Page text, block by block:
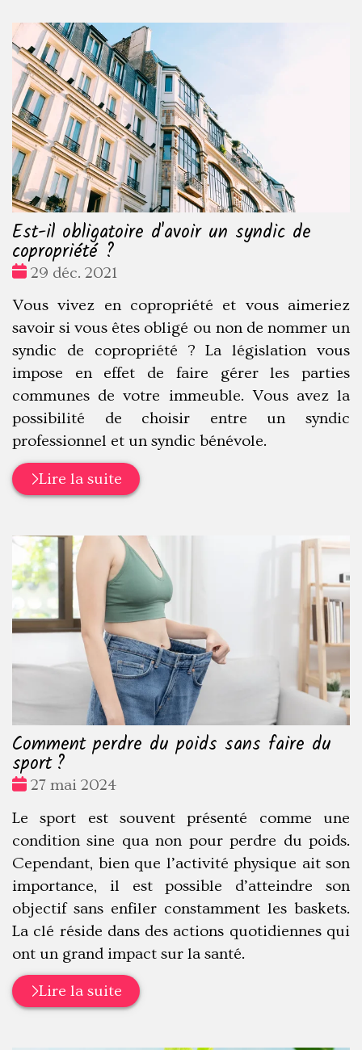
Est-il obligatoire d'avoir un syndic de
copropriété ?
Date
29 déc. 2021
Vous vivez en copropriété et vous aimeriez
savoir si vous êtes obligé ou non de nommer un
syndic de copropriété ? La législation vous
impose en effet de faire gérer les parties
communes de votre immeuble. Vous avez la
possibilité de choisir entre un syndic
professionnel et un syndic bénévole.
Lire la suite
Comment perdre du poids sans faire du
sport ?
Date
27 mai 2024
Le sport est souvent présenté comme une
condition sine qua non pour perdre du poids.
Cependant, bien que l’activité physique ait son
importance, il est possible d’atteindre son
objectif sans enfiler constamment les baskets.
La clé réside dans des actions quotidiennes qui
ont un grand impact sur la santé.
Lire la suite